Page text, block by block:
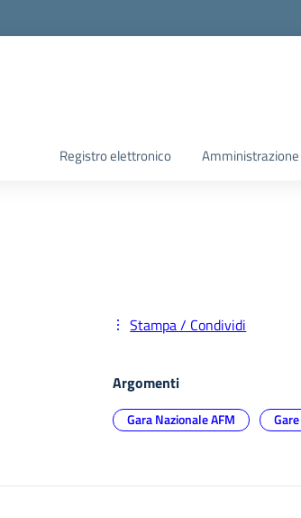
Registro elettronico
Stampa / Condividi
Argomenti
Gara Nazionale AFM